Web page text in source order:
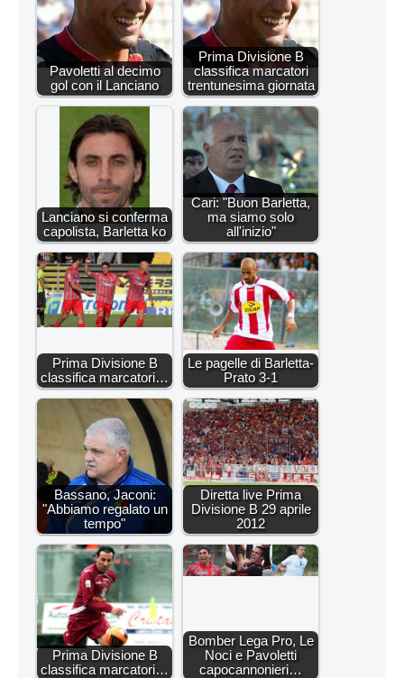
Pavoletti al decimo
gol con il Lanciano
Prima Divisione B
classifica marcatori
trentunesima giornata
Lanciano si conferma
capolista, Barletta ko
Cari: "Buon Barletta,
ma siamo solo
all'inizio"
Prima Divisione B
classifica marcatori…
Le pagelle di Barletta-
Prato 3-1
Bassano, Jaconi:
"Abbiamo regalato un
tempo"
Diretta live Prima
Divisione B 29 aprile
2012
Prima Divisione B
classifica marcatori…
Bomber Lega Pro, Le
Noci e Pavoletti
capocannonieri…